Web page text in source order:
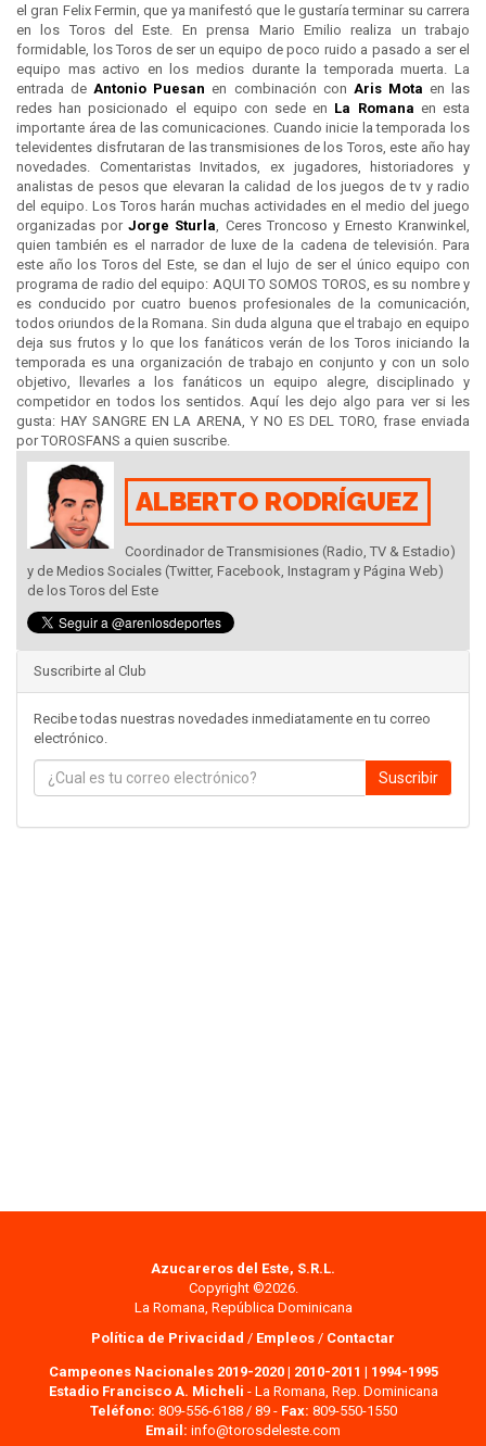
el gran Felix Fermin, que ya manifestó que le gustaría terminar su carrera
en los Toros del Este. En prensa Mario Emilio realiza un trabajo
formidable, los Toros de ser un equipo de poco ruido a pasado a ser el
equipo mas activo en los medios durante la temporada muerta. La
entrada de Antonio Puesan en combinación con Aris Mota en las
redes han posicionado el equipo con sede en La Romana en esta
importante área de las comunicaciones. Cuando inicie la temporada los
televidentes disfrutaran de las transmisiones de los Toros, este año hay
novedades. Comentaristas Invitados, ex jugadores, historiadores y
analistas de pesos que elevaran la calidad de los juegos de tv y radio
del equipo. Los Toros harán muchas actividades en el medio del juego
organizadas porJorge Sturla , Ceres Troncoso y Ernesto Kranwinkel,
quien también es el narrador de luxe de la cadena de televisión. Para
este año los Toros del Este, se dan el lujo de ser el único equipo con
programa de radio del equipo: AQUI TO SOMOS TOROS, es su nombre y
es conducido por cuatro buenos profesionales de la comunicación,
todos oriundos de la Romana. Sin duda alguna que el trabajo en equipo
deja sus frutos y lo que los fanáticos verán de los Toros iniciando la
temporada es una organización de trabajo en conjunto y con un solo
objetivo, llevarles a los fanáticos un equipo alegre, disciplinado y
competidor en todos los sentidos. Aquí les dejo algo para ver si les
gusta: HAY SANGRE EN LA ARENA, Y NO ES DEL TORO, frase enviada
por TOROSFANS a quien suscribe.
ALBERTO RODRÍGUEZ
Coordinador de Transmisiones (Radio, TV & Estadio)
y de Medios Sociales (Twitter, Facebook, Instagram y Página Web)
de los Toros del Este
Suscribirte al Club
Recibe todas nuestras novedades inmediatamente en tu correo
electrónico.
Suscribir
Azucareros del Este, S.R.L.
Copyright ©2026.
La Romana, República Dominicana
Política de Privacidad / Empleos / Contactar
Campeones Nacionales 2019-2020| 2010-2011 | 1994-1995
Estadio Francisco A. Micheli - La Romana, Rep. Dominicana
Teléfono: 809-556-6188 / 89 - Fax: 809-550-1550
Email: info@torosdeleste.com